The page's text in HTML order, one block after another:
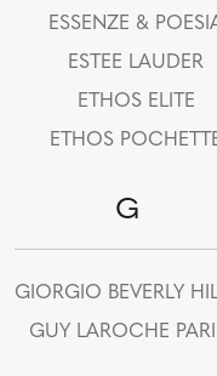
ESSENZE &
ESTEE LAUDER
ETHOS ELITE
ETHOS
G
GIORGIO BEVERLY
GUY LAROCHE